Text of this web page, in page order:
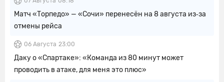
Матч «Торпедо» — «Сочи» перенесён на 8 августа из‑за
отмены рейса
06 Августа 23:00
Даку о «Спартаке»: «Команда из 80 минут может
проводить в атаке, для меня это плюс»